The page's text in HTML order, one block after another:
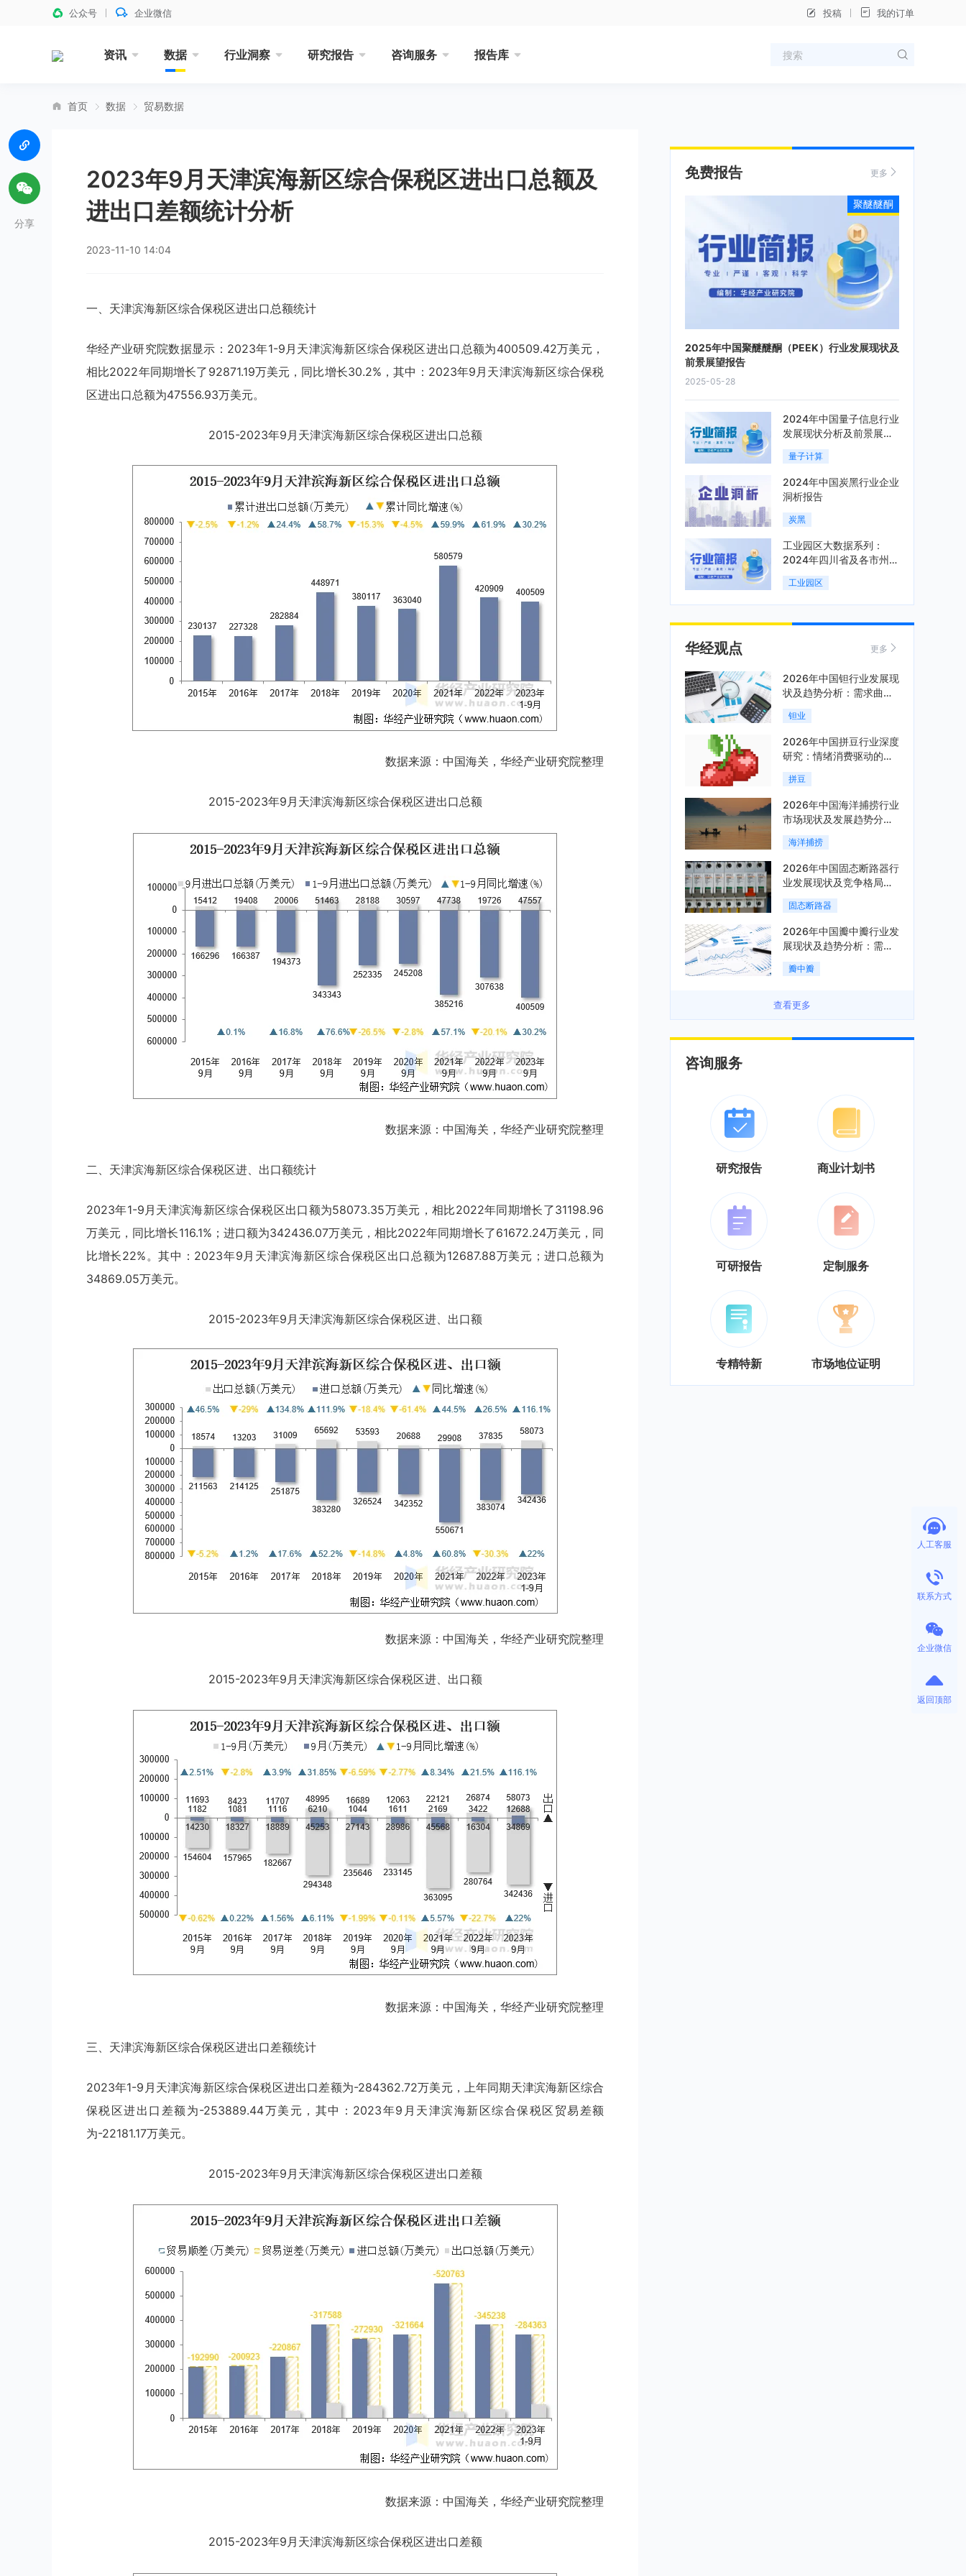
公众号 企业微信 投稿 我的订单
资讯 数据 行业洞察 研究报告 咨询服务 报告库
首页 数据 贸易数据
2023年9月天津滨海新区综合保税区进出口总额及
进出口差额统计分析
2023-11-10 14:04
一、天津滨海新区综合保税区进出口总额统计
华经产业研究院数据显示：2023年1-9月天津滨海新区综合保税区进出口总额为400509.42万美元，
相比2022年同期增长了92871.19万美元，同比增长30.2%，其中：2023年9月天津滨海新区综合保税
区进出口总额为47556.93万美元。
2015-2023年9月天津滨海新区综合保税区进出口总额
数据来源：中国海关，华经产业研究院整理
2015-2023年9月天津滨海新区综合保税区进出口总额
数据来源：中国海关，华经产业研究院整理
二、天津滨海新区综合保税区进、出口额统计
2023年1-9月天津滨海新区综合保税区出口额为58073.35万美元，相比2022年同期增长了31198.96
万美元，同比增长116.1%；进口额为342436.07万美元，相比2022年同期增长了61672.24万美元，同
比增长22%。其中：2023年9月天津滨海新区综合保税区出口总额为12687.88万美元；进口总额为
34869.05万美元。
2015-2023年9月天津滨海新区综合保税区进、出口额
数据来源：中国海关，华经产业研究院整理
2015-2023年9月天津滨海新区综合保税区进、出口额
数据来源：中国海关，华经产业研究院整理
三、天津滨海新区综合保税区进出口差额统计
2023年1-9月天津滨海新区综合保税区进出口差额为-284362.72万美元，上年同期天津滨海新区综合
保税区进出口差额为-253889.44万美元，其中：2023年9月天津滨海新区综合保税区贸易差额
为-22181.17万美元。
2015-2023年9月天津滨海新区综合保税区进出口差额
数据来源：中国海关，华经产业研究院整理
2015-2023年9月天津滨海新区综合保税区进出口差额
分享
免费报告 更多
2025年中国聚醚醚酮（PEEK）行业发展现状及
前景展望报告
2025-05-28
聚醚醚酮
2024年中国量子信息行业
发展现状分析及前景展望
报告
量子计算
2024年中国炭黑行业企业
洞析报告
炭黑
工业园区大数据系列：
2024年四川省及各市州工
业园区全景洞析报告
工业园区
华经观点 更多
2026年中国钽行业发展现
状及趋势分析：需求曲线
陡峭与供给曲线平缓的博
弈加剧「图」
钽业
2026年中国拼豆行业深度
研究：情绪消费驱动的新
兴手工赛道「图」
拼豆
2026年中国海洋捕捞行业
市场现状及发展趋势分
析：科技赋能与智能化转
型加速「图」
海洋捕捞
2026年中国固态断路器行
业发展现状及竞争格局分
析：国际巨头领跑技术，
国内企业加速追赶「图」
固态断路器
2026年中国瓣中瓣行业发
展现状及趋势分析：需求
可持续释放，市场发展前
景良好「图」
瓣中瓣
查看更多
咨询服务
研究报告 商业计划书
可研报告 定制服务
专精特新 市场地位证明
人工客服
联系方式
企业微信
返回顶部